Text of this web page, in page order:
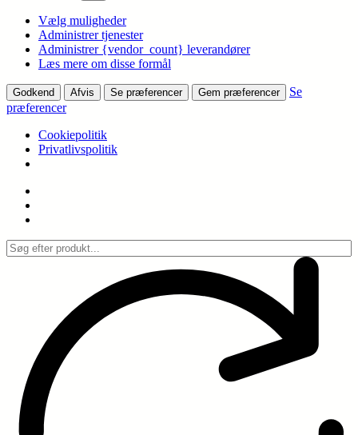
Vælg muligheder
Administrer tjenester
Administrer {vendor_count} leverandører
Læs mere om disse formål
Godkend Afvis Se præferencer Gem præferencer
Se
præferencer
Cookiepolitik
Privatlivspolitik
Spring
indhold